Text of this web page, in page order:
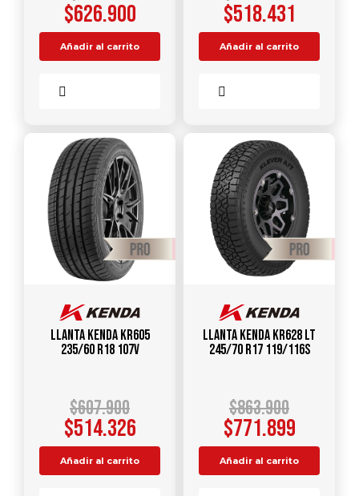
$626.900
Añadir al carrito
$518.431
Añadir al carrito
Llanta KENDA KR605
235/60 R18 107V
$607.900
$514.326
Añadir al carrito
Llanta KENDA KR628 LT
245/70 R17 119/116S
$863.900
$771.899
Añadir al carrito